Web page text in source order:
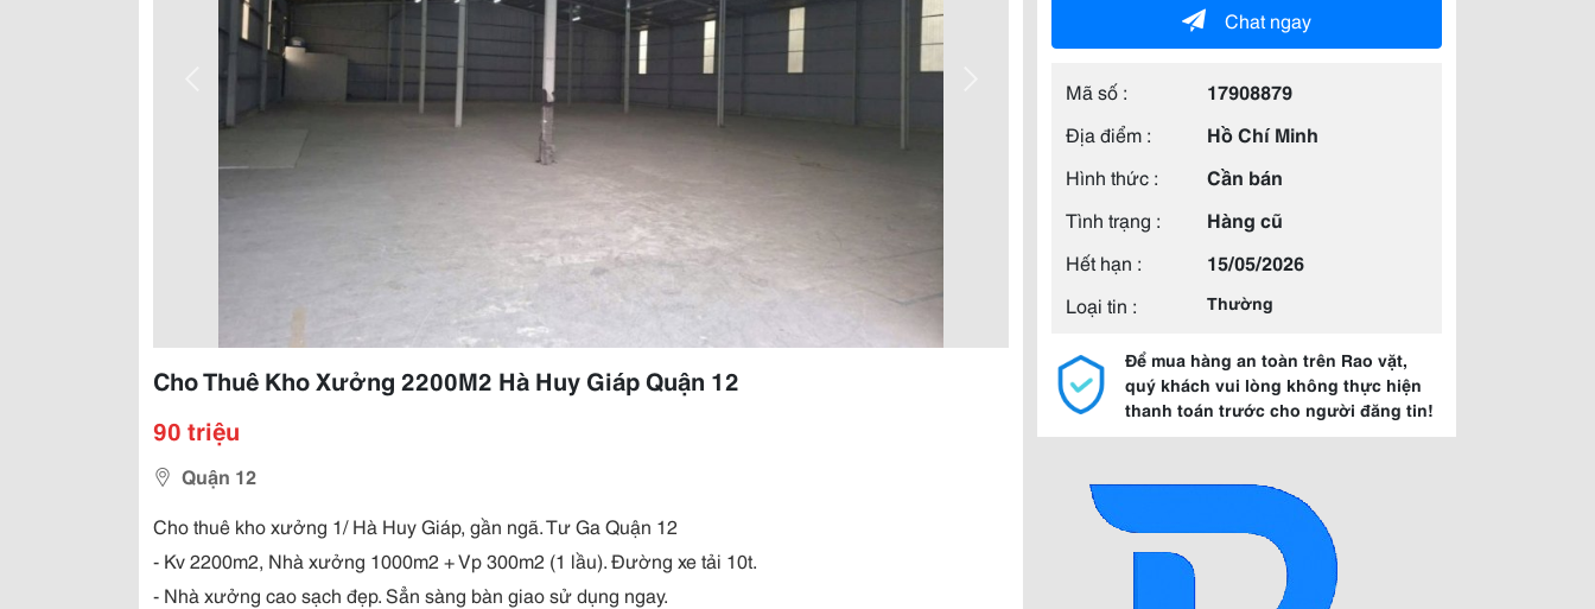
Cho Thuê Kho Xưởng 2200M2 Hà Huy Giáp Quận 12
90 triệu
Quận 12
Cho thuê kho xưởng 1/ Hà Huy Giáp, gần ngã. Tư Ga Quận 12
- Kv 2200m2, Nhà xưởng 1000m2 + Vp 300m2 (1 lầu). Đường xe tải 10t.
- Nhà xưởng cao sạch đẹp. Sẳn sàng bàn giao sử dụng ngay.
Chat ngay
Mã số :
17908879
Địa điểm :
Hồ Chí Minh
Hình thức :
Cần bán
Tình trạng :
Hàng cũ
Hết hạn :
15/05/2026
Loại tin :
Thường
Để mua hàng an toàn trên Rao vặt,
quý khách vui lòng không thực hiện
thanh toán trước cho người đăng tin!